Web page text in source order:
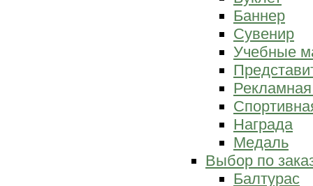
Баннер
Сувенир
Учебные
Награда
Медаль
Выбор по
Балтурас